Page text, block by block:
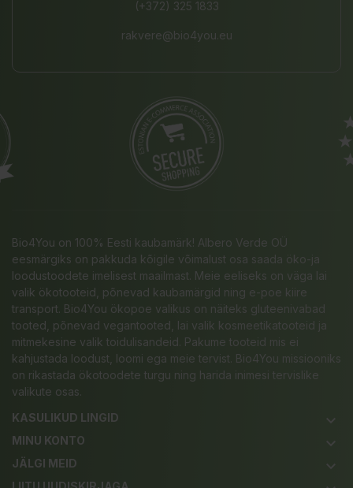
(+372) 325 1833
rakvere@bio4you.eu
Bio4You on 100% Eesti kaubamärk! Albero Verde OÜ
eesmärgiks on pakkuda kõigile võimalust osa saada öko-ja
loodustoodete imelisest maailmast. Meie eeliseks on väga lai
valik ökotooteid, põnevad kaubamärgid ning e-poe kiire
transport. Bio4You ökopoe valikus on näiteks gluteenivabad
tooted, põnevad vegantooted, lai valik kosmeetikatooteid ja
mitmekesine valik toidulisandeid. Pakume tooteid mis ei
kahjustada loodust, loomi ega meie tervist. Bio4You missiooniks
on rikastada ökotoodete turgu ning harida inimesi tervislike
valikute osas.
KASULIKUD LINGID
keyboard_arrow_down
MINU KONTO keyboard_arrow_down
JÄLGI MEID keyboard_arrow_down